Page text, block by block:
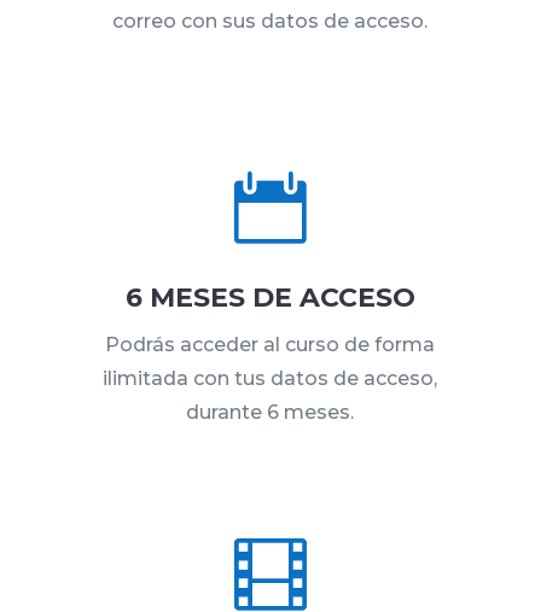
correo con sus datos de acceso.

6 MESES DE ACCESO
Podrás acceder al curso de forma
ilimitada con tus datos de acceso,
durante 6 meses.
